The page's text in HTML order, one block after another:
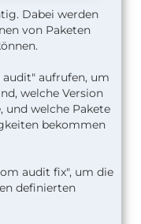
Dabei werden
von Paketen
aufrufen, um
welche Version
welche Pakete
bekommen
audit fix", um die
definierten